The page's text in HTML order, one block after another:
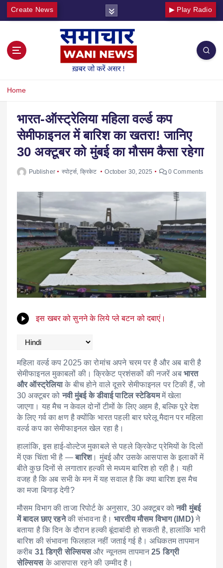
Create News ▶ Play Radio
Home
भारत-ऑस्ट्रेलिया महिला वर्ल्ड कप
सेमीफाइनल में बारिश का खतरा! जानिए
30 अक्टूबर को मुंबई का मौसम कैसा रहेगा
Publisher स्पोर्ट्स क्रिकेट October 30, 2025 0 Comments
इस खबर को सुनने के लिये प्ले बटन को दबाएं।
महिला वर्ल्ड कप 2025 का रोमांच अपने चरम पर है और अब बारी है
सेमीफाइनल मुकाबलों की। क्रिकेट प्रशंसकों की नजरें अब भारत
और ऑस्ट्रेलियाके बीच होने वाले दूसरे सेमीफाइनल पर टिकी हैं, जो
30 अक्टूबर कोनवी मुंबई के डीवाई पाटिल स्टेडियममें खेला
जाएगा। यह मैच न केवल दोनों टीमों के लिए अहम है, बल्कि पूरे देश
के लिए गर्व का क्षण है क्योंकि भारत पहली बार घरेलू मैदान पर महिला
वर्ल्ड कप का सेमीफाइनल खेल रहा है।
हालांकि, इस हाई-वोल्टेज मुकाबले से पहले क्रिकेट प्रेमियों के दिलों
में एक चिंता भी है —बारिश। मुंबई और उसके आसपास के इलाकों में
बीते कुछ दिनों से लगातार हल्की से मध्यम बारिश हो रही है। यही
वजह है कि अब सभी के मन में यह सवाल है कि क्या बारिश इस मैच
का मजा बिगाड़ देगी?
मौसम विभाग की ताजा रिपोर्ट के अनुसार, 30 अक्टूबर कोनवी मुंबई
में बादल छाए रहनेकी संभावना है।भारतीय मौसम विभाग (IMD)ने
बताया है कि दिन के दौरान हल्की बूंदाबांदी हो सकती है, हालांकि भारी
बारिश की संभावना फिलहाल नहीं जताई गई है। अधिकतम तापमान
करीब 31 डिग्री सेल्सियसऔर न्यूनतम तापमान25 डिग्री
सेल्सियसके आसपास रहने की उम्मीद है।